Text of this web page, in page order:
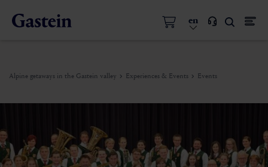
en
Alpine getaways in the Gastein valley Experiences & Events Events